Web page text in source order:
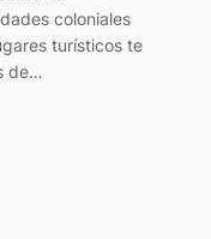
coloniales
turísticos te
de…